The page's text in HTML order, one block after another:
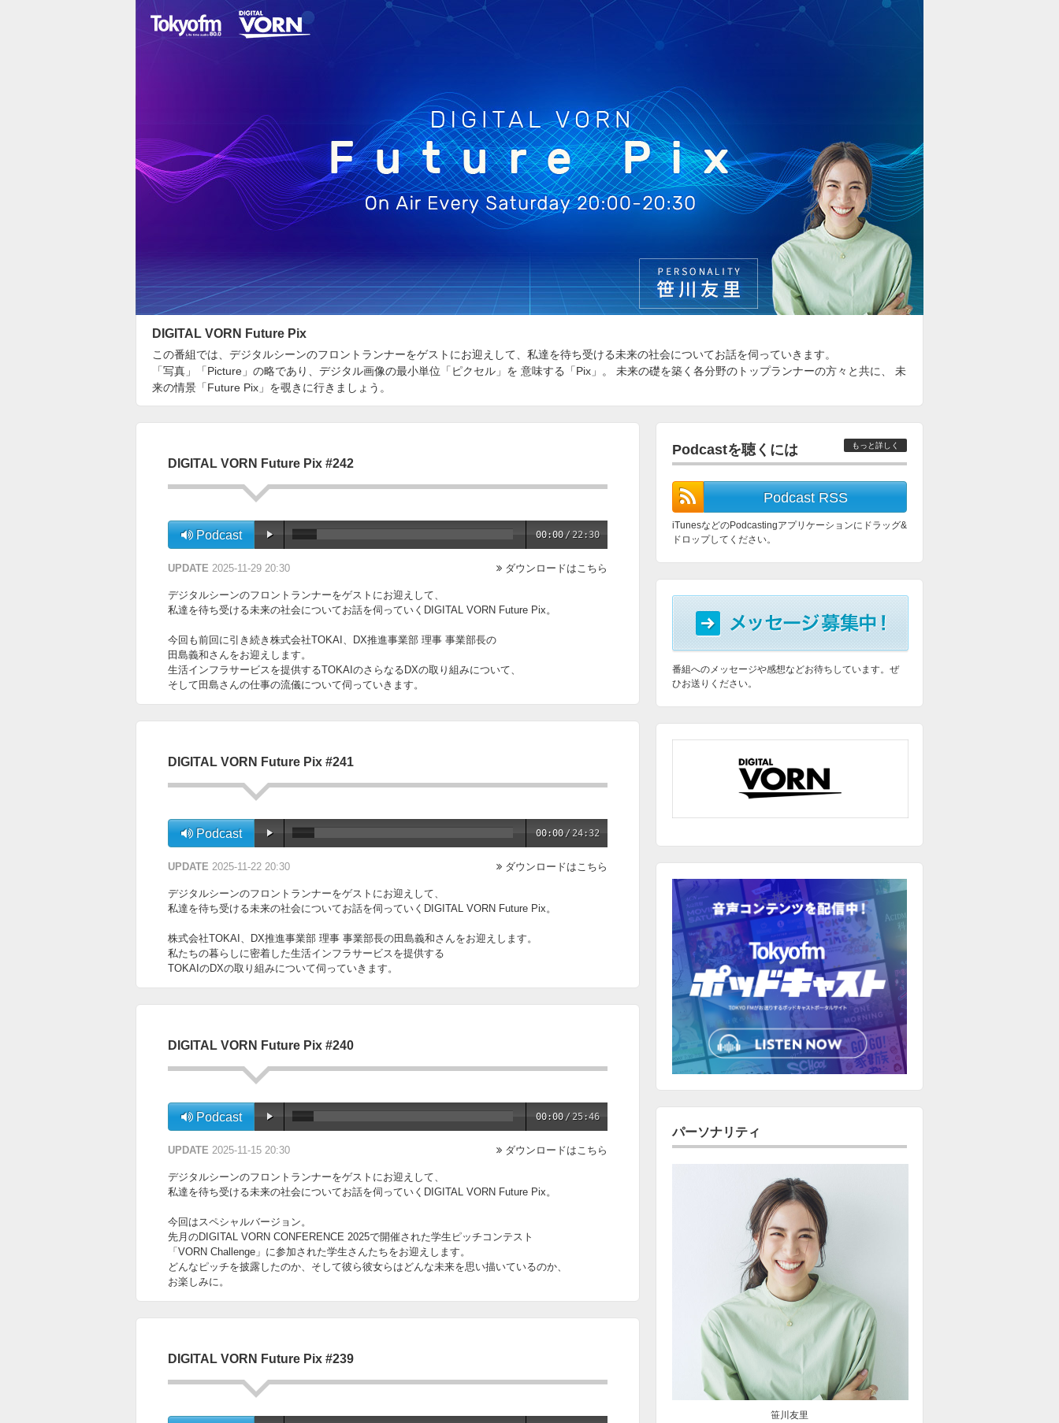
DIGITAL VORN Future Pix
この番組では、デジタルシーンのフロントランナーをゲストにお迎えして、私達を待ち受ける未来の社会についてお話を伺っていきます。
「写真」「Picture」の略であり、デジタル画像の最小単位「ピクセル」を 意味する「Pix」。 未来の礎を築く各分野のトップランナーの方々と共に、 未
来の情景「Future Pix」を覗きに行きましょう。
DIGITAL VORN Future Pix #242
Podcast 00:00 / 22:30
ダウンロードはこちら
UPDATE 2025-11-29 20:30
デジタルシーンのフロントランナーをゲストにお迎えして、
私達を待ち受ける未来の社会についてお話を伺っていくDIGITAL VORN Future Pix。
今回も前回に引き続き株式会社TOKAI、DX推進事業部 理事 事業部長の
田島義和さんをお迎えします。
生活インフラサービスを提供するTOKAIのさらなるDXの取り組みについて、
そして田島さんの仕事の流儀について伺っていきます。
DIGITAL VORN Future Pix #241
Podcast 00:00 / 24:32
ダウンロードはこちら
UPDATE 2025-11-22 20:30
デジタルシーンのフロントランナーをゲストにお迎えして、
私達を待ち受ける未来の社会についてお話を伺っていくDIGITAL VORN Future Pix。
株式会社TOKAI、DX推進事業部 理事 事業部長の田島義和さんをお迎えします。
私たちの暮らしに密着した生活インフラサービスを提供する
TOKAIのDXの取り組みについて伺っていきます。
DIGITAL VORN Future Pix #240
Podcast 00:00 / 25:46
ダウンロードはこちら
UPDATE 2025-11-15 20:30
デジタルシーンのフロントランナーをゲストにお迎えして、
私達を待ち受ける未来の社会についてお話を伺っていくDIGITAL VORN Future Pix。
今回はスペシャルバージョン。
先月のDIGITAL VORN CONFERENCE 2025で開催された学生ピッチコンテスト
「VORN Challenge」に参加された学生さんたちをお迎えします。
どんなピッチを披露したのか、そして彼ら彼女らはどんな未来を思い描いているのか、
お楽しみに。
DIGITAL VORN Future Pix #239
Podcastを聴くには もっと詳しく
Podcast RSS
iTunesなどのPodcastingアプリケーションにドラッグ&
ドロップしてください。
番組へのメッセージや感想などお待ちしています。ぜ
ひお送りください。
パーソナリティ
笹川友里